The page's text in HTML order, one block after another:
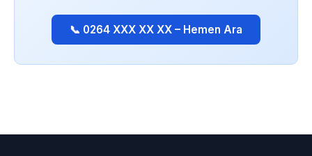
📞 0264 XXX XX XX – Hemen Ara